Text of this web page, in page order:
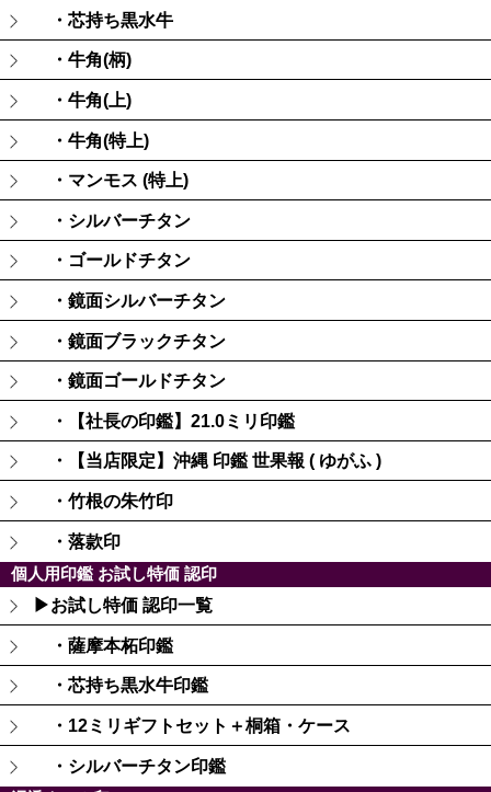
・芯持ち黒水牛
・牛角(柄)
・牛角(上)
・牛角(特上)
・マンモス (特上)
・シルバーチタン
・ゴールドチタン
・鏡面シルバーチタン
・鏡面ブラックチタン
・鏡面ゴールドチタン
・【社長の印鑑】21.0ミリ印鑑
・【当店限定】沖縄 印鑑 世果報 ( ゆがふ )
・竹根の朱竹印
・落款印
個人用印鑑 お試し特価 認印
▶お試し特価 認印一覧
・薩摩本柘印鑑
・芯持ち黒水牛印鑑
・12ミリギフトセット＋桐箱・ケース
・シルバーチタン印鑑